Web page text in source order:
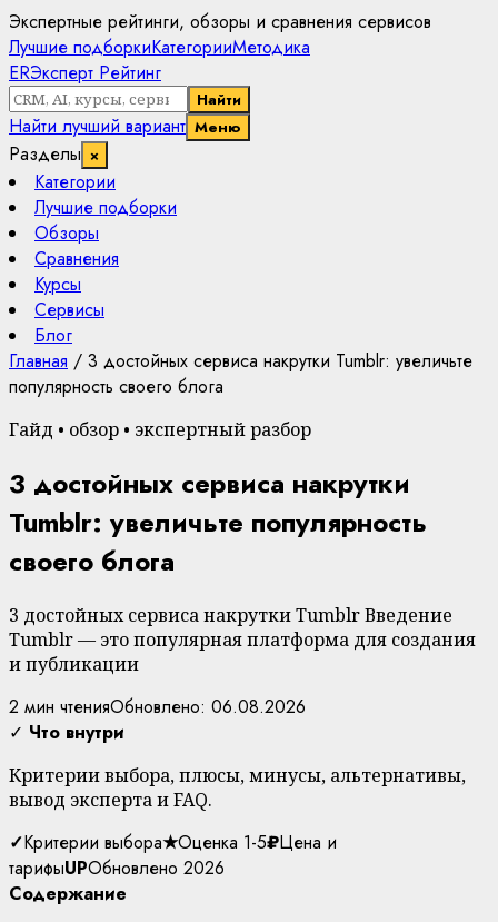
Экспертные рейтинги, обзоры и сравнения сервисов
Лучшие подборкиКатегорииМетодика
ERЭксперт Рейтинг
Найти
Найти лучший вариант Меню
Разделы ×
Категории
Лучшие подборки
Обзоры
Сравнения
Курсы
Сервисы
Блог
Главная / 3 достойных сервиса накрутки Tumblr: увеличьте
популярность своего блога
Гайд • обзор • экспертный разбор
3 достойных сервиса накрутки
Tumblr: увеличьте популярность
своего блога
3 достойных сервиса накрутки Tumblr Введение
Tumblr — это популярная платформа для создания
и публикации
2 мин чтенияОбновлено: 06.08.2026
✓ Что внутри
Критерии выбора, плюсы, минусы, альтернативы,
вывод эксперта и FAQ.
✓Критерии выбора★Оценка 1-5₽Цена и
тарифыUPОбновлено 2026
Содержание